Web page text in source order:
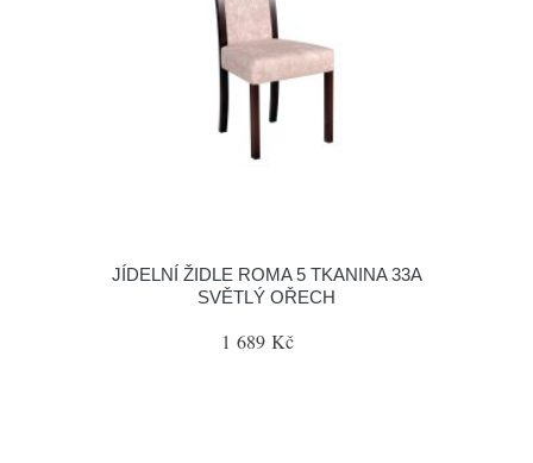
JÍDELNÍ ŽIDLE ROMA 5 TKANINA 33A
SVĚTLÝ OŘECH
1 689 Kč